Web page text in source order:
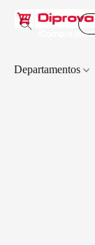
Departamentos